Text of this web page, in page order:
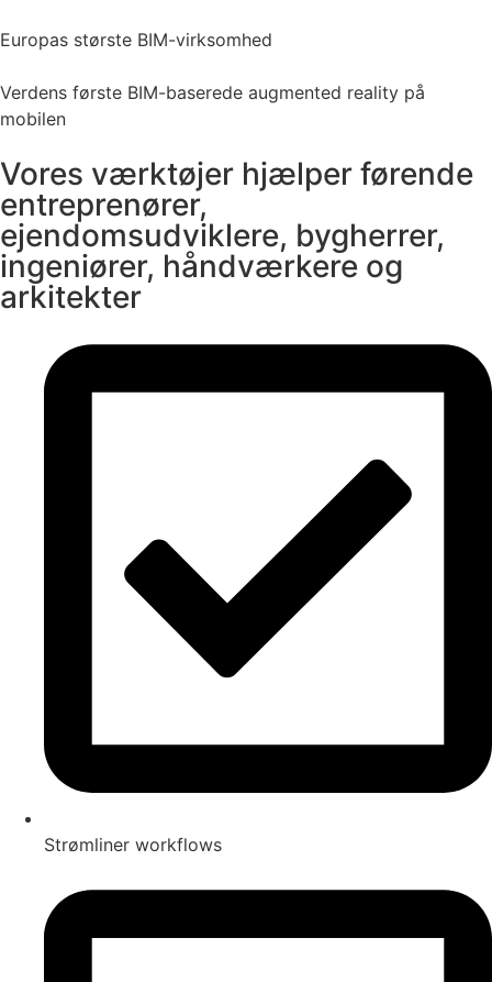
Europas største BIM-virksomhed
Verdens første BIM-baserede augmented reality på
mobilen
Vores værktøjer hjælper førende
entreprenører,
ejendomsudviklere, bygherrer,
ingeniører, håndværkere og
arkitekter
Strømliner workflows